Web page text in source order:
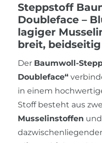
Steppstoff
Doubleface –
lagiger
breit,
Der Baumwoll-
Doubleface“
in einem
Stoff besteht aus
Musselinstoffen